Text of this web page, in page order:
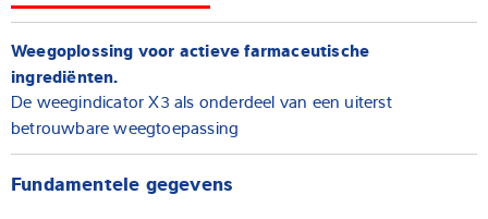
Weegoplossing voor actieve farmaceutische
ingrediënten.
De weegindicator X3 als onderdeel van een uiterst
betrouwbare weegtoepassing
Fundamentele gegevens